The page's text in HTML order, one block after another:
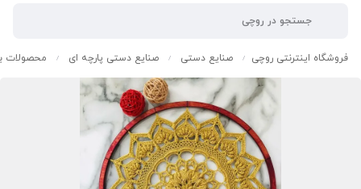
فروشگاه اینترنتی روچی / صنایع دستی / صنایع دستی پارچه ای / محصولات